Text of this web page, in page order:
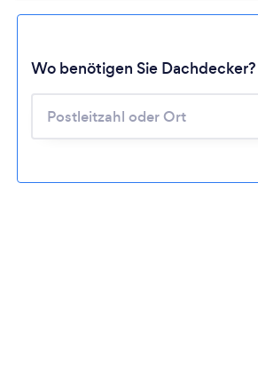
Lädt ...
Wo benötigen Sie Dachdecker?